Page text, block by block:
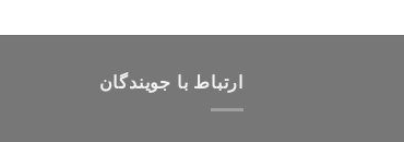
ارتباط با جویندگان